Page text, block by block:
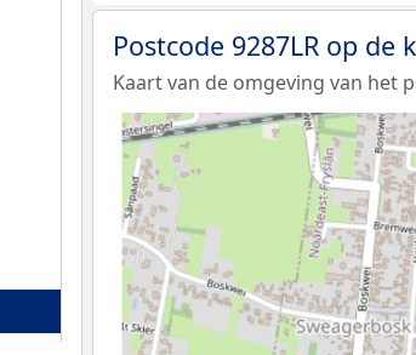
Postcode 9287LR op de
Kaart van de omgeving van het